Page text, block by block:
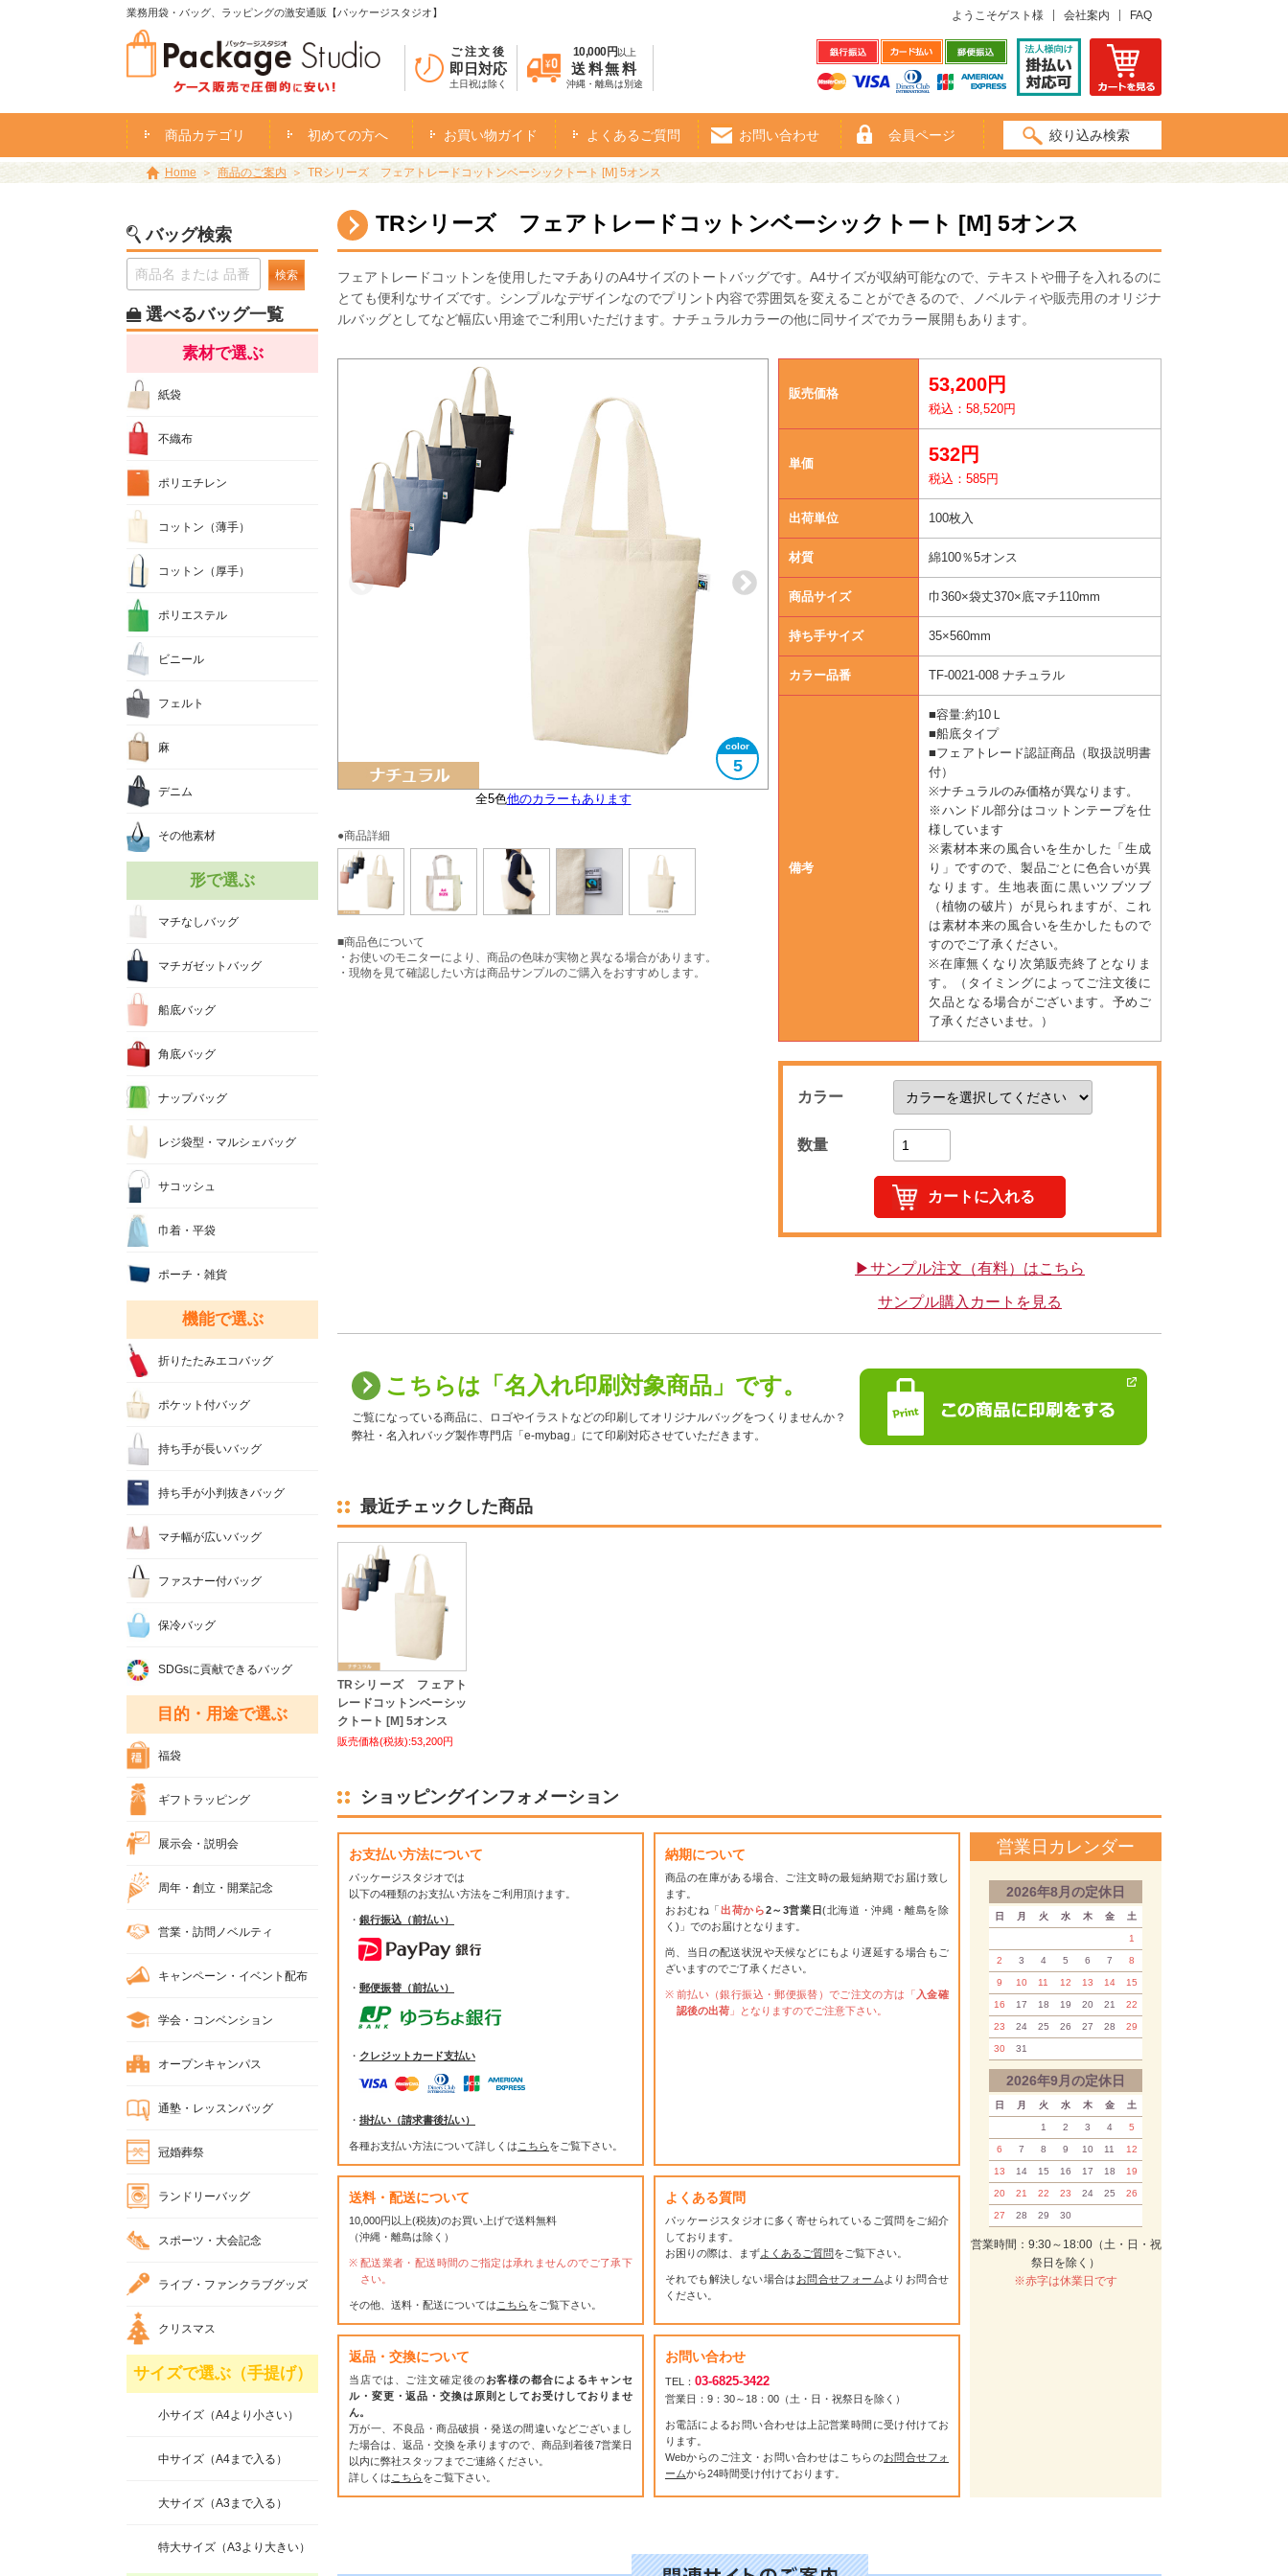
業務用袋・バッグ、ラッピングの激安通販【パッケージスタジオ】
ご注文後
即日対応
土日祝は除く
10,000円 以上
送料無料
沖縄・離島は別途
ようこそゲスト様 会社案内 FAQ
商品カテゴリ 初めての方へ お買い物ガイド よくあるご質問 お問い合わせ 会員ページ 絞り込み検索
Home 商品のご案内 TRシリーズ フェアトレードコットンベーシックトート [M] 5オンス
TRシリーズ フェアトレードコットンベーシックトート [M] 5オンス
フェアトレードコットンを使用したマチありのA4サイズのトートバッグです。A4サイズが収納可能なので、テキストや冊子を入れるのに
とても便利なサイズです。シンプルなデザインなのでプリント内容で雰囲気を変えることができるので、ノベルティや販売用のオリジナ
ルバッグとしてなど幅広い用途でご利用いただけます。ナチュラルカラーの他に同サイズでカラー展開もあります。
全5色他のカラーもあります
5
A4サイズ対応
大きさイメージ
フェアトレード認証ラベル付き
●商品詳細
■商品色について
・お使いのモニターにより、商品の色味が実物と異なる場合があります。
・現物を見て確認したい方は商品サンプルのご購入をおすすめします。
販売価格 53,200円
税込：58,520円
単価 532円
税込：585円
出荷単位 100枚入
材質 綿100％5オンス
商品サイズ 巾360×袋丈370×底マチ110mm
持ち手サイズ 35×560mm
カラー品番 TF-0021-008 ナチュラル
備考
■容量:約10Ｌ
■船底タイプ
■フェアトレード認証商品（取扱説明書
付）
※ナチュラルのみ価格が異なります。
※ハンドル部分はコットンテープを仕
様しています
※素材本来の風合いを生かした「生成
り」ですので、製品ごとに色合いが異
なります。生地表面に黒いツブツブ
（植物の破片）が見られますが、これ
は素材本来の風合いを生かしたもので
すのでご了承ください。
※在庫無くなり次第販売終了となりま
す。（タイミングによってご注文後に
欠品となる場合がございます。予めご
了承くださいませ。）
カラー
数量
▶サンプル注文（有料）はこちら
サンプル購入カートを見る
こちらは「名入れ印刷対象商品」です。
ご覧になっている商品に、ロゴやイラストなどの印刷してオリジナルバッグをつくりませんか？
弊社・名入れバッグ製作専門店「e-mybag」にて印刷対応させていただきます。
最近チェックした商品
TRシリーズ フェアト
レードコットンベーシッ
クトート [M] 5オンス
販売価格(税抜):53,200円
ショッピングインフォメーション
お支払い方法について
パッケージスタジオでは
以下の4種類のお支払い方法をご利用頂けます。
・ 銀行振込（前払い）
・ 郵便振替（前払い）
・ クレジットカード支払い
・ 掛払い（請求書後払い）
各種お支払い方法について詳しくは こちらをご覧下さい。
納期について
商品の在庫がある場合、ご注文時の最短納期でお届け致し
ます。
おおむね「出荷から2～3営業日(北海道・沖縄・離島を除
く)」でのお届けとなります。
尚、当日の配送状況や天候などにもより遅延する場合もご
ざいますのでご了承ください。
前払い（銀行振込・郵便振替）でご注文の方は「 入金確
認後の出荷 」となりますのでご注意下さい。
送料・配送について
10,000円以上(税抜)のお買い上げで送料無料
（沖縄・離島は除く）
配送業者・配送時間のご指定は承れませんのでご了承下
さい。
その他、送料・配送については こちらをご覧下さい。
よくある質問
パッケージスタジオに多く寄せられているご質問をご紹介
しております。
お困りの際は、まずよくあるご質問をご覧下さい。
それでも解決しない場合は お問合せフォーム よりお問合せ
ください。
返品・交換について
当店では、ご注文確定後のお客様の都合によるキャンセ
ル・変更・返品・交換は原則としてお受けしておりませ
ん。
万が一、不良品・商品破損・発送の間違いなどございまし
た場合は、返品・交換を承りますので、商品到着後7営業日
以内に弊社スタッフまでご連絡ください。
詳しくは こちらをご覧下さい。
お問い合わせ
TEL： 03-6825-3422
営業日：9：30～18：00（土・日・祝祭日を除く）
お電話によるお問い合わせは上記営業時間に受け付けてお
ります。
Webからのご注文・お問い合わせはこちらのお問合せフォ
ームから24時間受け付けております。
営業日カレンダー
2026年8月の定休日
日 月 火 水 木 金 土
1
2 3 4 5 6 7 8
9 10 11 12 13 14 15
16 17 18 19 20 21 22
23 24 25 26 27 28 29
30 31
2026年9月の定休日
日 月 火 水 木 金 土
1 2 3 4 5
6 7 8 9 10 11 12
13 14 15 16 17 18 19
20 21 22 23 24 25 26
27 28 29 30
営業時間：9:30～18:00（土・日・祝
祭日を除く）
※赤字は休業日です
バッグ検索
検索
選べるバッグ一覧
素材で選ぶ
紙袋
不織布
ポリエチレン
コットン（薄手）
コットン（厚手）
ポリエステル
ビニール
フェルト
麻
デニム
その他素材
形で選ぶ
マチなしバッグ
マチガゼットバッグ
船底バッグ
角底バッグ
ナップバッグ
レジ袋型・マルシェバッグ
サコッシュ
巾着・平袋
ポーチ・雑貨
機能で選ぶ
折りたたみエコバッグ
ポケット付バッグ
持ち手が長いバッグ
持ち手が小判抜きバッグ
マチ幅が広いバッグ
ファスナー付バッグ
保冷バッグ
SDGsに貢献できるバッグ
目的・用途で選ぶ
福袋
ギフトラッピング
展示会・説明会
周年・創立・開業記念
営業・訪問ノベルティ
キャンペーン・イベント配布
学会・コンベンション
オープンキャンパス
通塾・レッスンバッグ
冠婚葬祭
ランドリーバッグ
スポーツ・大会記念
ライブ・ファンクラブグッズ
クリスマス
サイズで選ぶ（手提げ）
小サイズ（A4より小さい）
中サイズ（A4まで入る）
大サイズ（A3まで入る）
特大サイズ（A3より大きい）